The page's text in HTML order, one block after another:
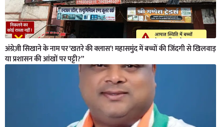
अंग्रेज़ी सिखाने के नाम पर ‘खतरे की क्लास’! महासमुंद में बच्चों की जिंदगी से खिलवाड़
या प्रशासन की आंखों पर पट्टी?”